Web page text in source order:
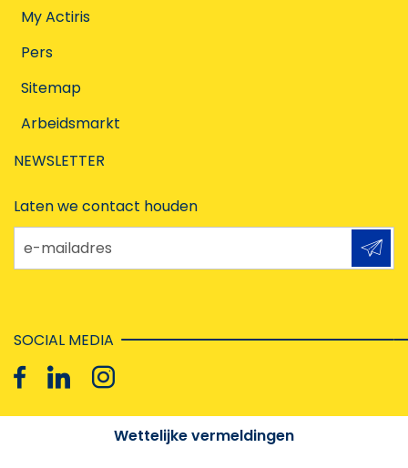
My Actiris
Pers
Sitemap
Arbeidsmarkt
NEWSLETTER
Laten we contact houden
e-mailadres
SOCIAL MEDIA
Wettelijke vermeldingen